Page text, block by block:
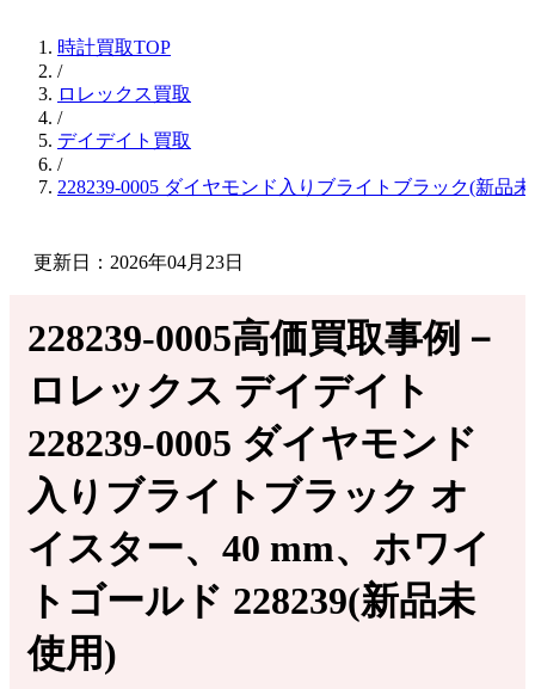
時計買取TOP
/
ロレックス買取
/
デイデイト買取
/
228239-0005 ダイヤモンド入りブライトブラック(新品
更新日：2026年04月23日
228239-0005高価買取事例－
ロレックス デイデイト
228239-0005 ダイヤモンド
入りブライトブラック オ
イスター、40 mm、ホワイ
トゴールド 228239(新品未
使用)